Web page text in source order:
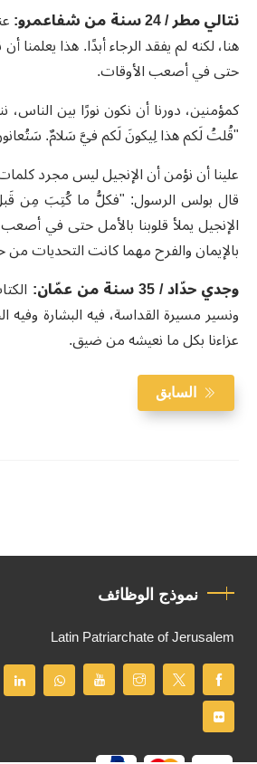
نتالي مطر / 24 سنة من شفاعمرو:
هنا، لكنه لم يفقد الرجاء أبدًا. هذا
حتى في أصعب الأوقات.
كمؤمنين، دورنا أن نكون نورًا بين الناس،
"قُلتُ لَكم هذا لِيكونَ لَكم فيَّ سَلامٌ. سَتُعانونَ
علينا أن نؤمن أن الإنجيل ليس مجرد
الإنجيل يملأ قلوبنا بالأمل حتى في
بالإيمان والفرح مهما كانت التحديات من
وجدي حدّاد/ 35 سنة من عمّان:
ونسير مسيرة القداسة، فيه البشارة
عزاءنا بكل ما نعيشه من ضيق.
السابق
نموذج الوظائف
Latin Patriarchate of Jerusalem